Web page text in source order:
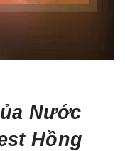
Nước
Hồng